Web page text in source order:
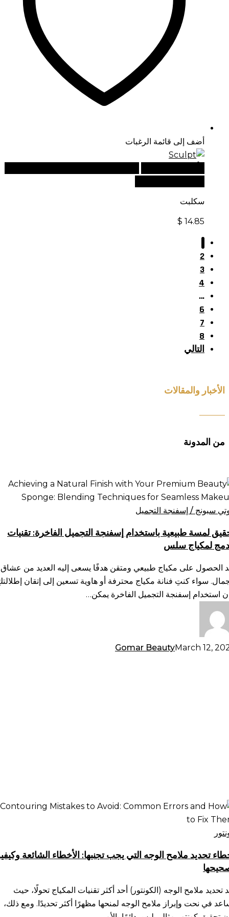
أضف إلى قائمة الرغبات
سكلبت
$ 14.85
2
3
4
…
6
7
8
التالي
الأخبار والمقالات
من المدونة
سبونج / إسفنجة التجميل
لمسة طبيعية باستخدام إسفنجة التجميل الفاخرة: تقنيات
لمكياج سلس
الحصول على مكياج طبيعي ومتقن هدفًا يسعى إليه العديد من عشاق
سواء كنتِ فنانة مكياج محترفة أو هاوية تسعين إلى إتقان
استخدام إسفنجة التجميل الفاخرة يمكن…
Gomar BeautyMarch 12,
تحديد ملامح الوجه التي يجب تجنبها: الأخطاء الشائعة
تحديد ملامح الوجه (الكونتور) أحد أكثر تقنيات المكياج تحولًا، حيث
في نحت وإبراز ملامح الوجه لمنحها مظهرًا أكثر تحديدًا. ومع ذلك،